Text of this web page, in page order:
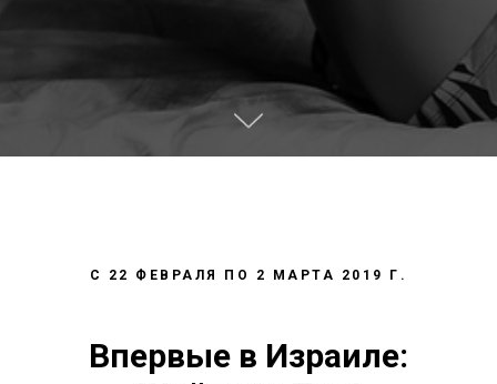
С 22 ФЕВРАЛЯ ПО 2 МАРТА 2019 Г.
Впервые в Израиле: